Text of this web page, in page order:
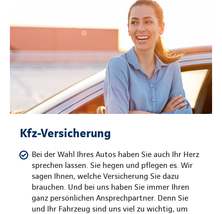
Kfz-Versicherung
Bei der Wahl Ihres Autos haben Sie auch Ihr Herz
sprechen lassen. Sie hegen und pflegen es. Wir
sagen Ihnen, welche Versicherung Sie dazu
brauchen. Und bei uns haben Sie immer Ihren
ganz persönlichen Ansprechpartner. Denn Sie
und Ihr Fahrzeug sind uns viel zu wichtig, um